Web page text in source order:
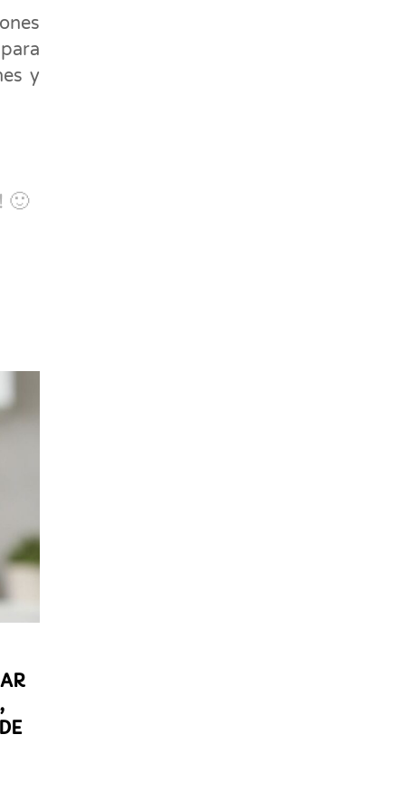
y
🙂